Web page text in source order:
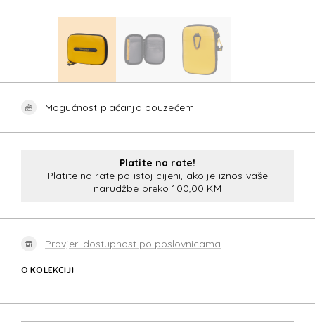
Mogućnost plaćanja pouzećem
Platite na rate!
Platite na rate po istoj cijeni, ako je iznos vaše
narudžbe preko 100,00 KM
Provjeri dostupnost po poslovnicama
O KOLEKCIJI
ECODIVER SLG